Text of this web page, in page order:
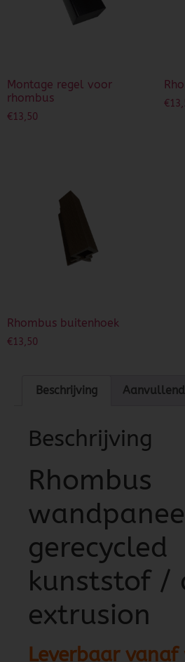
Montage regel voor
rhombus
€13,50
€
Rhombus buitenhoek
€13,50
Beschrijving
Beschrijving
Rhombus
gerecycled
kunststof /
extrusion
Leverbaar vanaf